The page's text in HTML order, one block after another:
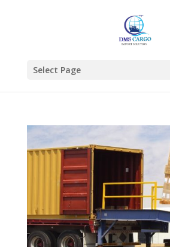
Select Page